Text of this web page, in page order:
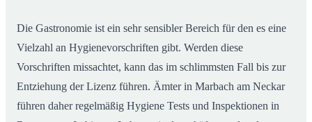
Die Gastronomie ist ein sehr sensibler Bereich für den es eine
Vielzahl an Hygienevorschriften gibt. Werden diese
Vorschriften missachtet, kann das im schlimmsten Fall bis zur
Entziehung der Lizenz führen. Ämter in Marbach am Neckar
führen daher regelmäßig Hygiene Tests und Inspektionen in